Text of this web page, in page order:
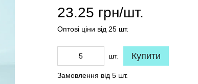
23.25 грн/шт.
Оптові ціни від 25 шт.
шт. Купити
Замовлення від 5 шт.